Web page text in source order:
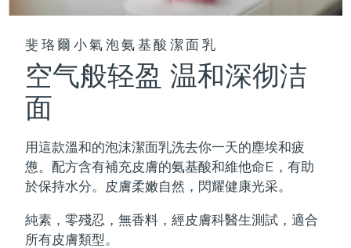
斐珞爾小氣泡氨基酸潔面乳
空气般轻盈 温和深彻洁
面
用這款溫和的泡沫潔面乳洗去你一天的塵埃和疲
憊。配方含有補充皮膚的氨基酸和維他命E，有助
於保持水分。皮膚柔嫩自然，閃耀健康光采。
純素，零殘忍，無香料，經皮膚科醫生測試，適合
所有皮膚類型。